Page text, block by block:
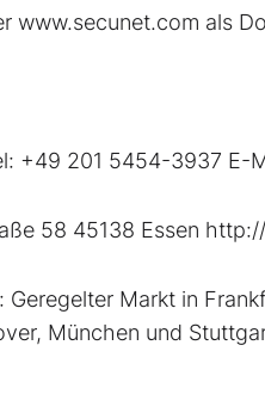
www.secunet.com als
+49 201 5454-3937 E-
58 45138 Essen
Markt in
München und